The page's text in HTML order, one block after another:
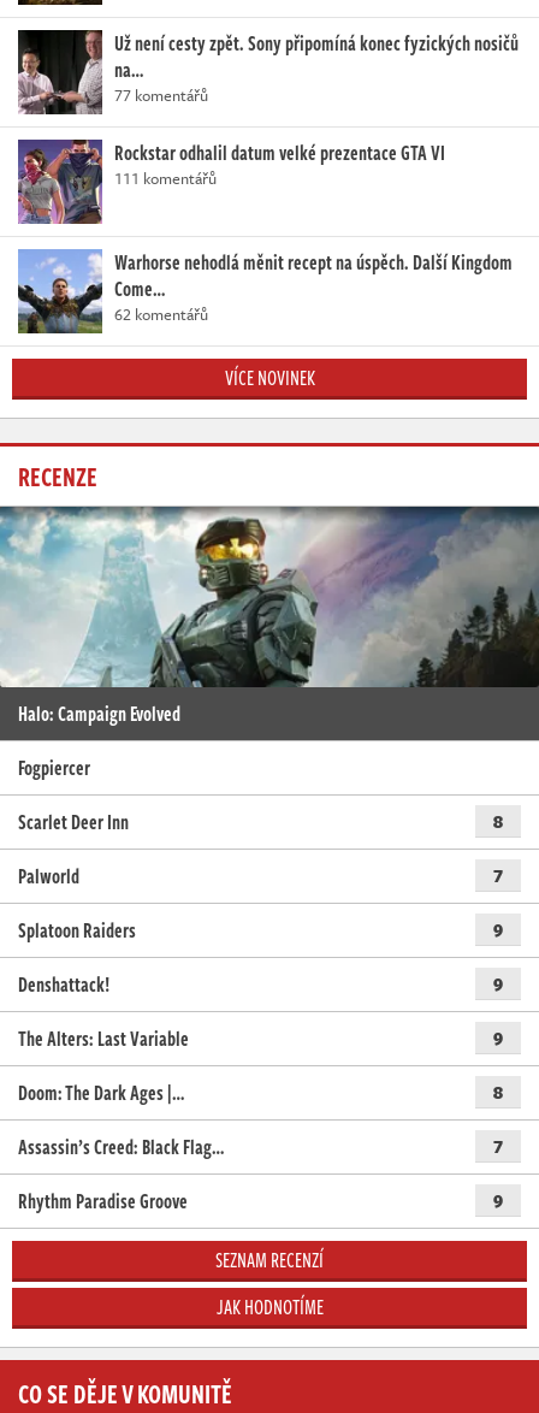
Už není cesty zpět. Sony připomíná konec fyzických nosičů
na…
77 komentářů
Rockstar odhalil datum velké prezentace GTA VI
111 komentářů
Warhorse nehodlá měnit recept na úspěch. Další Kingdom
Come…
62 komentářů
VÍCE NOVINEK
RECENZE
Halo: Campaign Evolved
Fogpiercer
Scarlet Deer Inn
8
Palworld 7
Splatoon Raiders 9
Denshattack! 9
The Alters: Last Variable 9
Doom: The Dark Ages |… 8
Assassin’s Creed: Black Flag… 7
Rhythm Paradise Groove 9
SEZNAM RECENZÍ
JAK HODNOTÍME
CO SE DĚJE V KOMUNITĚ